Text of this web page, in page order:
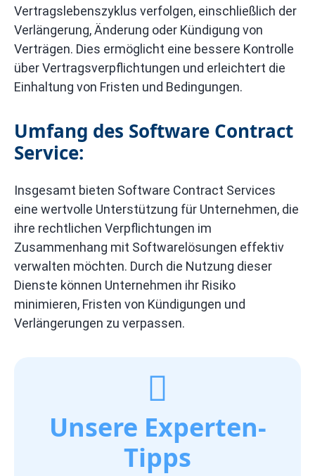
Vertragslebenszyklus verfolgen, einschließlich der
Verlängerung, Änderung oder Kündigung von
Verträgen. Dies ermöglicht eine bessere Kontrolle
über Vertragsverpflichtungen und erleichtert die
Einhaltung von Fristen und Bedingungen.
Umfang des Software Contract
Service:
Insgesamt bieten Software Contract Services
eine wertvolle Unterstützung für Unternehmen, die
ihre rechtlichen Verpflichtungen im
Zusammenhang mit Softwarelösungen effektiv
verwalten möchten. Durch die Nutzung dieser
Dienste können Unternehmen ihr Risiko
minimieren, Fristen von Kündigungen und
Verlängerungen zu verpassen.
Unsere Experten-
Tipps